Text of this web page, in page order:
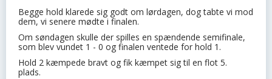
Begge hold klarede sig godt om lørdagen, dog tabte vi mod
dem, vi senere mødte i finalen.
Om søndagen skulle der spilles en spændende semifinale,
som blev vundet 1 - 0 og finalen ventede for hold 1.
Hold 2 kæmpede bravt og fik kæmpet sig til en flot 5.
plads.